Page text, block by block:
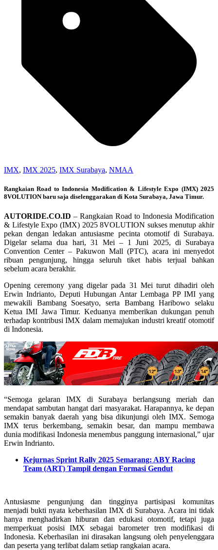
IMX, IMX 2025, IMX Surabaya, NMAA
Rangkaian Road to Indonesia Modification & Lifestyle Expo (IMX) 2025
8VOLUTION baru saja diselenggarakan di Kota Surabaya, Jawa Timur.
AUTORIDE.CO.ID – Rangkaian Road to Indonesia Modification
& Lifestyle Expo (IMX) 2025 8VOLUTION sukses menutup akhir
pekan dengan ledakan antusiasme pecinta otomotif di Surabaya.
Digelar selama dua hari, 31 Mei – 1 Juni 2025, di Surabaya
Convention Center – Pakuwon Mall (PTC), acara ini menyedot
ribuan pengunjung, hingga seluruh tiket habis terjual bahkan
sebelum acara berakhir.
Opening ceremony yang digelar pada 31 Mei turut dihadiri oleh
Erwin Indrianto, Deputi Hubungan Antar Lembaga PP IMI yang
mewakili Bambang Soesatyo, serta Bambang Haribowo selaku
Ketua IMI Jawa Timur. Keduanya memberikan dukungan penuh
terhadap kontribusi IMX dalam memajukan industri kreatif otomotif
di Indonesia.
“Semoga gelaran IMX di Surabaya berlangsung meriah dan
mendapat sambutan hangat dari masyarakat. Harapannya, ke depan
semakin banyak daerah yang bisa dikunjungi oleh IMX. Semoga
IMX terus berkembang, semakin besar, dan mampu membawa
dunia modifikasi Indonesia menembus panggung internasional,” ujar
Erwin Indrianto.
Kejurnas Sprint Rally 2025 Semarang: ABY Racing
Team (ART) Tampil dengan Formasi Gendut
Antusiasme pengunjung dan tingginya partisipasi komunitas
menjadi bukti nyata keberhasilan IMX di Surabaya. Acara ini tidak
hanya menghadirkan hiburan dan edukasi otomotif, tetapi juga
memperkuat posisi IMX sebagai barometer tren modifikasi di
Indonesia. Keberhasilan ini dirasakan langsung oleh penyelenggara
dan peserta yang terlibat dalam setiap rangkaian acara.